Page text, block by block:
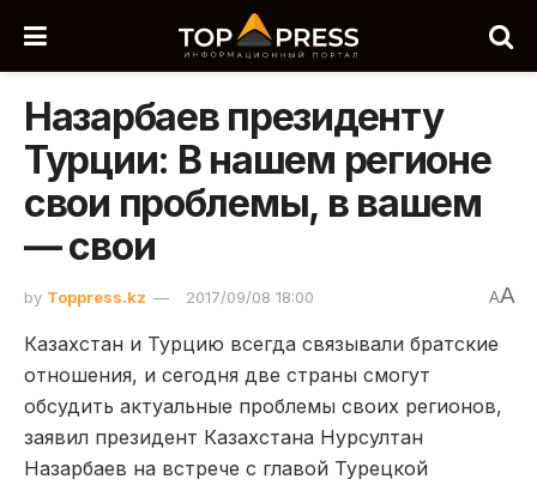
Назарбаев президенту
Турции: В нашем регионе
свои проблемы, в вашем
— свои
by Toppress.kz 2017/09/08 18:00 AA
Казахстан и Турцию всегда связывали братские
отношения, и сегодня две страны смогут
обсудить актуальные проблемы своих регионов,
заявил президент Казахстана Нурсултан
Назарбаев на встрече с главой Турецкой